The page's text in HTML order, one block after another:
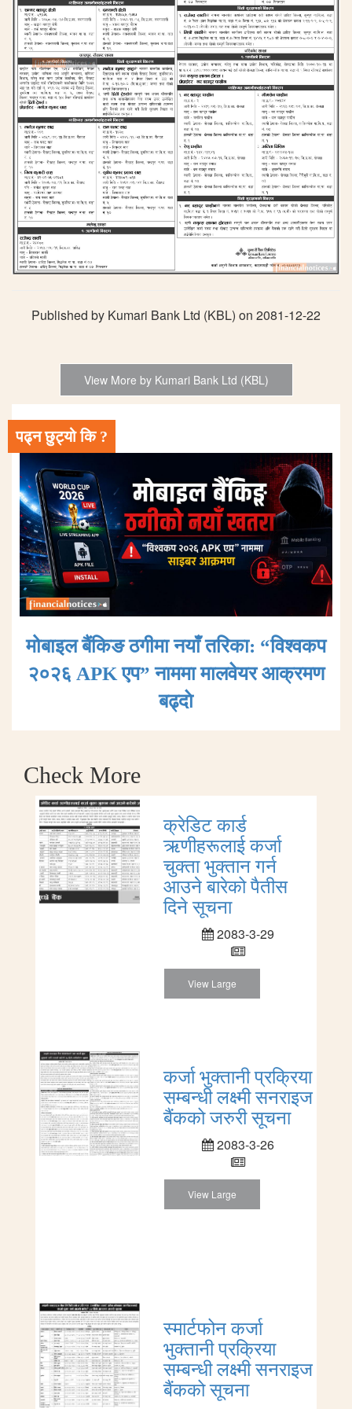
Published by Kumari Bank Ltd (KBL) on 2081-12-22
View More by Kumari Bank Ltd (KBL)
पढ्न छुट्यो कि ?
मोबाइल बैंकिङ ठगीमा नयाँ तरिका: “विश्वकप
२०२६ APK एप” नाममा मालवेयर आक्रमण
बढ्दाे
Check More
क्रेडिट कार्ड
ऋणीहरूलाई कर्जा
चुक्ता भुक्तान गर्न
आउने बारेको पैतीस
दिने सूचना
2083-3-29
View Large
कर्जा भुक्तानी प्रक्रिया
सम्बन्धी लक्ष्मी सनराइज
बैंकको जरुरी सूचना
2083-3-26
View Large
स्मार्टफोन कर्जा
भुक्तानी प्रक्रिया
सम्बन्धी लक्ष्मी सनराइज
बैंकको सूचना